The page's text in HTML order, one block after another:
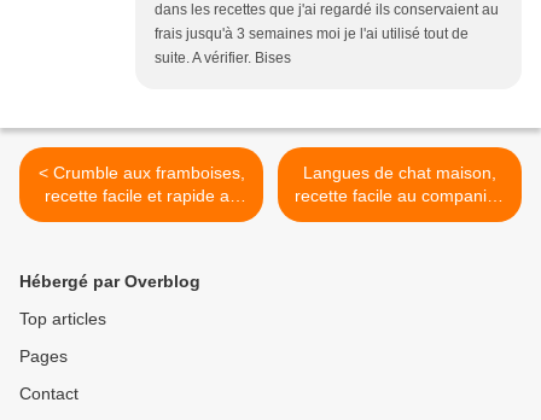
dans les recettes que j'ai regardé ils conservaient au
frais jusqu'à 3 semaines moi je l'ai utilisé tout de
suite. A vérifier. Bises
< Crumble aux framboises,
recette facile et rapide au
companion thermomix ou
Langues de chat maison,
recette facile au companion
thermomix ou sans robot >
Hébergé par Overblog
Top articles
Pages
Contact